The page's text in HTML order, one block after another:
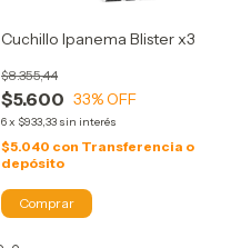
Cuchillo Ipanema Blister x3
$5.600
$8.355,44
33% OFF
6x $933,33 sin interés
$5.040 con Transferencia o
depósito